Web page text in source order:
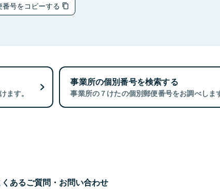
番号をコピーする
ます。
事業所の個別番号を検索する
事業所の７けたの個別郵便番号をお調べしま
くあるご質問・お問い合わせ